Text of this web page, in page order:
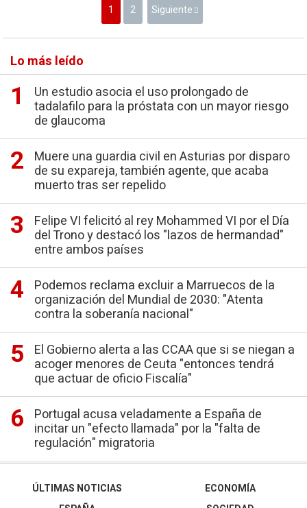
1 2 Siguiente
Lo más leído
Un estudio asocia el uso prolongado de
tadalafilo para la próstata con un mayor riesgo
de glaucoma
Muere una guardia civil en Asturias por disparo
de su expareja, también agente, que acaba
muerto tras ser repelido
Felipe VI felicitó al rey Mohammed VI por el Día
del Trono y destacó los "lazos de hermandad"
entre ambos países
Podemos reclama excluir a Marruecos de la
organización del Mundial de 2030: "Atenta
contra la soberanía nacional"
El Gobierno alerta a las CCAA que si se niegan a
acoger menores de Ceuta "entonces tendrá
que actuar de oficio Fiscalía"
Portugal acusa veladamente a España de
incitar un "efecto llamada" por la "falta de
regulación" migratoria
ÚLTIMAS NOTICIAS
ECONOMÍA